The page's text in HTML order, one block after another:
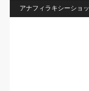
アナフィラキシーショ